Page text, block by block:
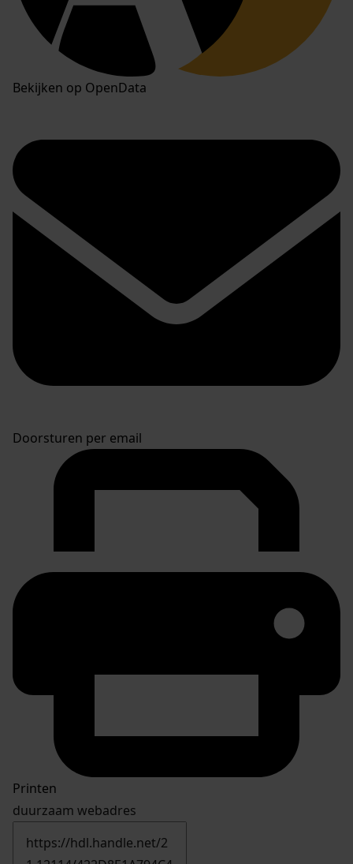
Bekijken op OpenData
Doorsturen per email
Printen
duurzaam webadres